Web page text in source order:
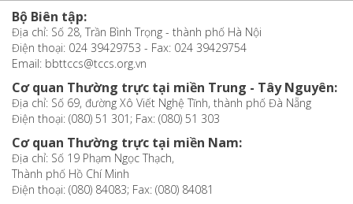
Bộ Biên tập:
Địa chỉ: Số 28, Trần Bình Trọng - thành phố Hà Nội
Điện thoại: 024 39429753 - Fax: 024 39429754
Email: bbttccs@tccs.org.vn
Cơ quan Thường trực tại miền Trung - Tây Nguyên:
Địa chỉ: Số 69, đường Xô Viết Nghệ Tĩnh, thành phố Đà Nẵng
Điện thoại: (080) 51 301; Fax: (080) 51 303
Cơ quan Thường trực tại miền Nam:
Địa chỉ: Số 19 Phạm Ngọc Thạch,
Thành phố Hồ Chí Minh
Điện thoại: (080) 84083; Fax: (080) 84081